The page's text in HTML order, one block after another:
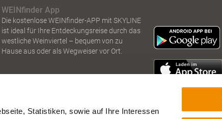
Statistiken, sowie auf Ihre Interessen
WEINfinder App
Die kostenlose WEINfinder-APP mit SKYLINE
ist ideal für Ihre Entdeckungsreise durch das
westliche Weinviertel – bequem von zu
Hause aus oder als Wegweiser vor Ort.